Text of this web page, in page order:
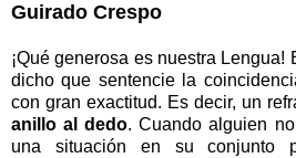
Guirado Crespo
¡Qué generosa es nuestra Lengua!
dicho que sentencie la
con gran exactitud. Es decir, un
anillo al dedo. Cuando alguien
una situación en su conjunto